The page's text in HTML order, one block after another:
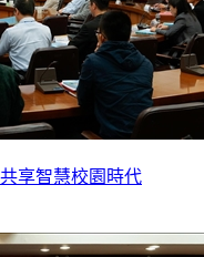
享智慧校園時代